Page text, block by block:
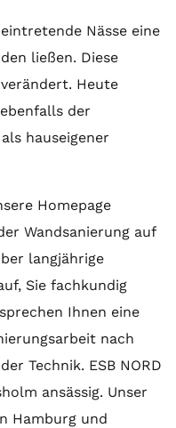
Nässe eine
ließen. Diese
Heute
der
hauseigener
Homepage
Wandsanierung auf
langjährige
Sie fachkundig
Ihnen eine
nach
Technik. ESB NORD
ansässig. Unser
Hamburg und